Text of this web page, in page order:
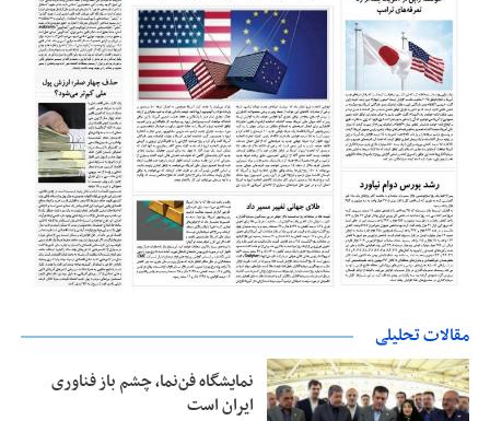
مقالات تحلیلی
نمایشگاه فن‌نما، چشم باز فناوری
ایران است